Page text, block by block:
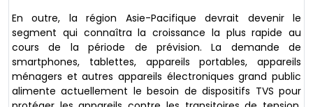
En outre, la région Asie-Pacifique devrait devenir le
segment qui connaîtra la croissance la plus rapide au
cours de la période de prévision. La demande de
smartphones, tablettes, appareils portables, appareils
ménagers et autres appareils électroniques grand public
alimente actuellement le besoin de dispositifs TVS pour